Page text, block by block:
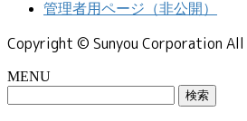
管理者用ページ（非公開）
Copyright © Sunyou Corporation
MENU